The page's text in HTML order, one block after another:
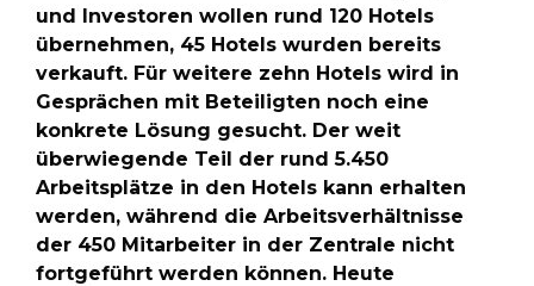
und Investoren wollen rund 120 Hotels
übernehmen, 45 Hotels wurden bereits
verkauft. Für weitere zehn Hotels wird in
Gesprächen mit Beteiligten noch eine
konkrete Lösung gesucht. Der weit
überwiegende Teil der rund 5.450
Arbeitsplätze in den Hotels kann erhalten
werden, während die Arbeitsverhältnisse
der 450 Mitarbeiter in der Zentrale nicht
fortgeführt werden können. Heute